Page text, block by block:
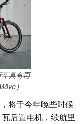
具有再
）
将于今年晚些时候
后置电机，续航里